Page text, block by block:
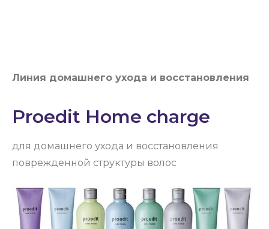
Линия домашнего ухода и восстановления
Proedit Home charge
для домашнего ухода и восстановления
поврежденной структуры волос